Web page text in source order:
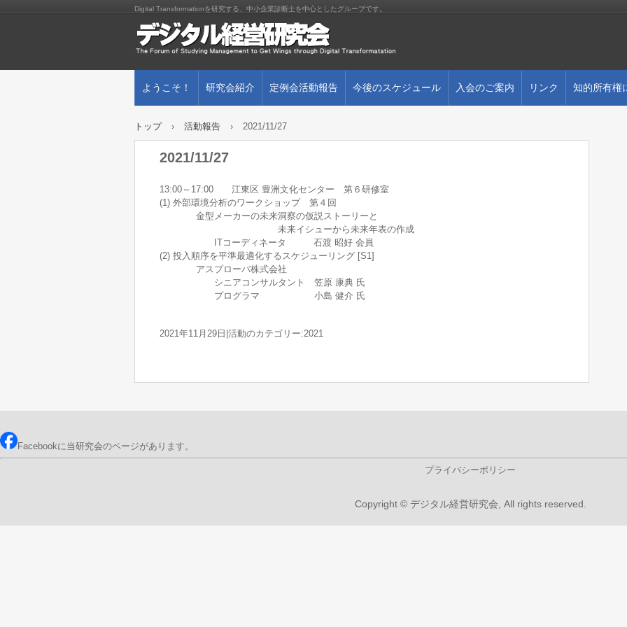
Digital Transformationを研究する、中小企業診断士を中心としたグループです。
ようこそ！ 研究会紹介 定例会活動報告 今後のスケジュール 入会のご案内 リンク 知的所有権
トップ › 活動報告 › 2021/11/27
2021/11/27
13:00～17:00 江東区 豊洲文化センター 第６研修室
(1) 外部環境分析のワークショップ 第４回
金型メーカーの未来洞察の仮説ストーリーと
未来イシューから未来年表の作成
ITコーディネータ 石渡 昭好 会員
(2) 投入順序を平準最適化するスケジューリング [S1]
アスプローバ株式会社
シニアコンサルタント 笠原 康典 氏
プログラマ 小島 健介 氏
2021年11月29日 活動のカテゴリー:2021
Facebookに当研究会のページがあります。
プライバシーポリシー
Copyright © デジタル経営研究会, All rights reserved.